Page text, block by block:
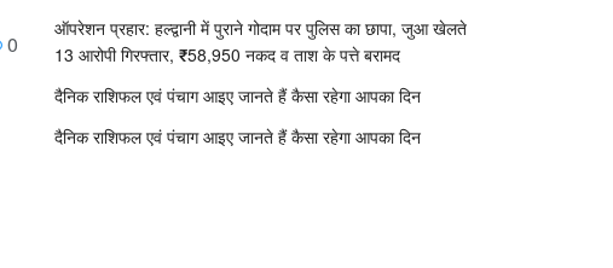
0
ऑपरेशन प्रहार: हल्द्वानी में पुराने गोदाम पर पुलिस का छापा, जुआ खेलते
13 आरोपी गिरफ्तार, ₹58,950 नकद व ताश के पत्ते बरामद
दैनिक राशिफल एवं पंचाग आइए जानते हैं कैसा रहेगा आपका दिन
दैनिक राशिफल एवं पंचाग आइए जानते हैं कैसा रहेगा आपका दिन